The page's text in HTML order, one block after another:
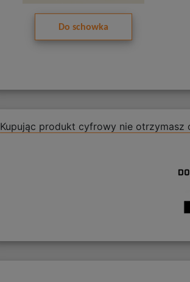
Do schowka
Kupując produkt cyfrowy nie